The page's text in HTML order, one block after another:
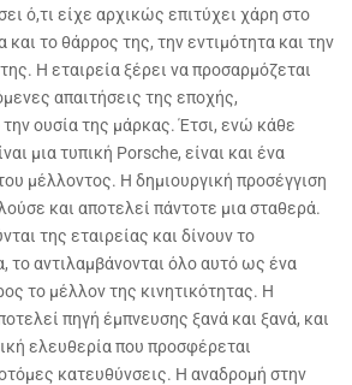
ό,τι είχε αρχικώς επιτύχει χάρη στο
το θάρρος της, την εντιμότητα και την
Η εταιρεία ξέρει να προσαρμόζεται
απαιτήσεις της εποχής,
ουσία της μάρκας. Έτσι, ενώ κάθε
μια τυπική Porsche, είναι και ένα
μέλλοντος. Η δημιουργική προσέγγιση
και αποτελεί πάντοτε μια σταθερά.
της εταιρείας και δίνουν το
το αντιλαμβάνονται όλο αυτό ως ένα
το μέλλον της κινητικότητας. Η
πηγή έμπνευσης ξανά και ξανά, και
ελευθερία που προσφέρεται
κατευθύνσεις. Η αναδρομή στην